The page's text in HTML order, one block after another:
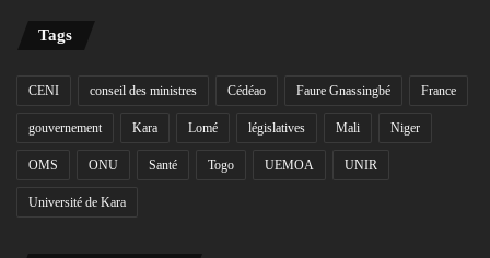
Tags
CENI conseil des ministres Cédéao Faure Gnassingbé France
gouvernement Kara Lomé législatives Mali Niger
OMS ONU Santé Togo UEMOA UNIR
Université de Kara